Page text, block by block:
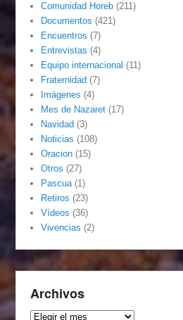
Comunidad Horeb (211)
Documentos (421)
Encuentros (7)
Entrevistas (4)
Equipo internacional (11)
Fraternidad (7)
Imágenes (4)
Mes de Nazaret (17)
Navidad (3)
Noticias (108)
Oracion (15)
Otros (27)
Pascua(1)
Retiros (23)
Vídeos (36)
Vivencias (2)
Archivos
Archivos